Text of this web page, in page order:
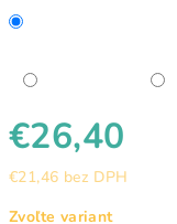
€26,40
€21,46 bez DPH
Zvoľte variant